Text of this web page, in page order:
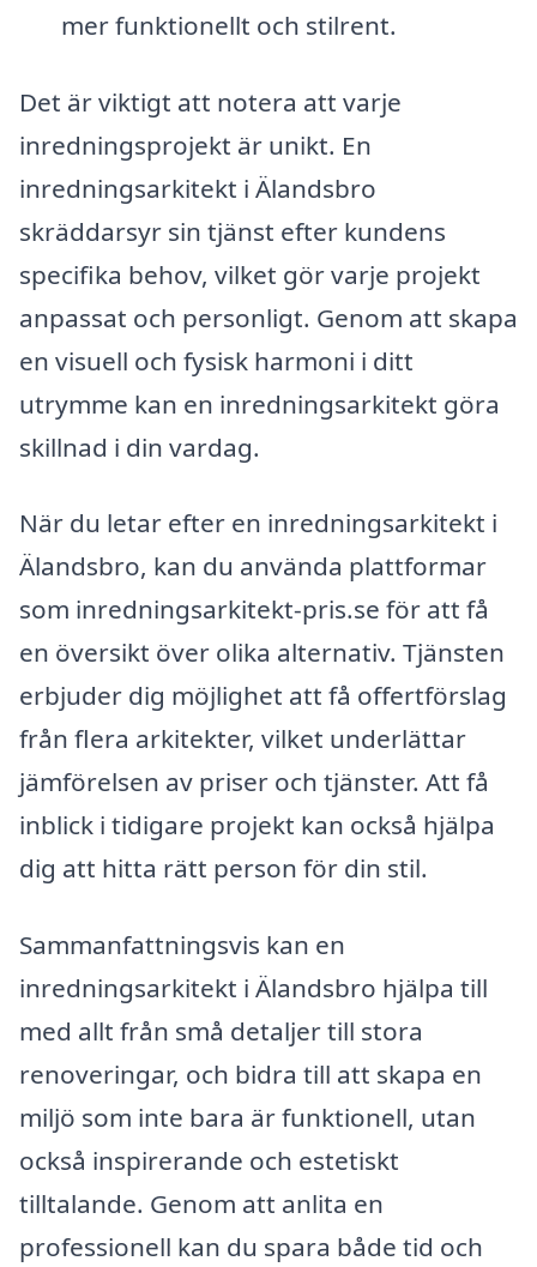
mer funktionellt och stilrent.
Det är viktigt att notera att varje
inredningsprojekt är unikt. En
inredningsarkitekt i Älandsbro
skräddarsyr sin tjänst efter kundens
specifika behov, vilket gör varje projekt
anpassat och personligt. Genom att skapa
en visuell och fysisk harmoni i ditt
utrymme kan en inredningsarkitekt göra
skillnad i din vardag.
När du letar efter en inredningsarkitekt i
Älandsbro, kan du använda plattformar
som inredningsarkitekt-pris.se för att få
en översikt över olika alternativ. Tjänsten
erbjuder dig möjlighet att få offertförslag
från flera arkitekter, vilket underlättar
jämförelsen av priser och tjänster. Att få
inblick i tidigare projekt kan också hjälpa
dig att hitta rätt person för din stil.
Sammanfattningsvis kan en
inredningsarkitekt i Älandsbro hjälpa till
med allt från små detaljer till stora
renoveringar, och bidra till att skapa en
miljö som inte bara är funktionell, utan
också inspirerande och estetiskt
tilltalande. Genom att anlita en
professionell kan du spara både tid och